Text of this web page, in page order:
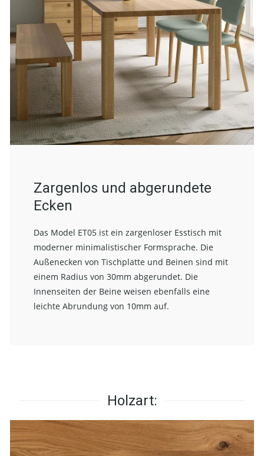
Zargenlos und abgerundete
Ecken
Das Model ET05 ist ein zargenloser Esstisch mit
moderner minimalistischer Formsprache. Die
Außenecken von Tischplatte und Beinen sind mit
einem Radius von 30mm abgerundet. Die
Innenseiten der Beine weisen ebenfalls eine
leichte Abrundung von 10mm auf.
Holzart: